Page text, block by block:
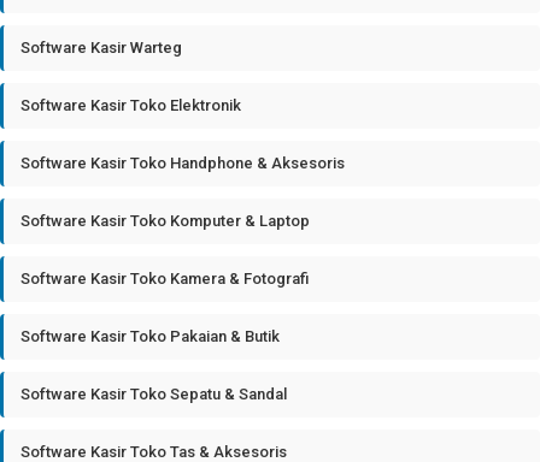
Software Kasir Warteg
Software Kasir Toko Elektronik
Software Kasir Toko Handphone & Aksesoris
Software Kasir Toko Komputer & Laptop
Software Kasir Toko Kamera & Fotografi
Software Kasir Toko Pakaian & Butik
Software Kasir Toko Sepatu & Sandal
Software Kasir Toko Tas & Aksesoris